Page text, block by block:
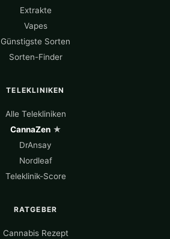
Extrakte
Vapes
Günstigste Sorten
Sorten-Finder
TELEKLINIKEN
Alle Telekliniken
CannaZen★
DrAnsay
Nordleaf
Teleklinik-Score
RATGEBER
Cannabis Rezept